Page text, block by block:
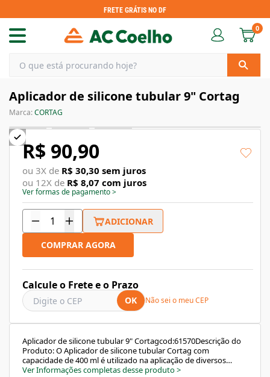
FRETE GRÁTIS NO DF
0
Aplicador de silicone tubular 9" Cortag
Marca:CORTAG
R$ 90,90
ou 3X de R$ 30,30 sem juros
ou 12X de R$ 8,07 com juros
Ver formas de pagamento>
ADICIONAR
COMPRAR AGORA
Calcule o Frete e o Prazo
OK Não sei o meu CEP
Aplicador de silicone tubular 9" Cortagcod:61570Descrição do
Produto: O Aplicador de silicone tubular Cortag com
capacidade de 400 ml é utilizado na aplicação de diversos
materiais como cola, silicone, epoxi, massas e juntas em
Ver Informações completas desse produto>